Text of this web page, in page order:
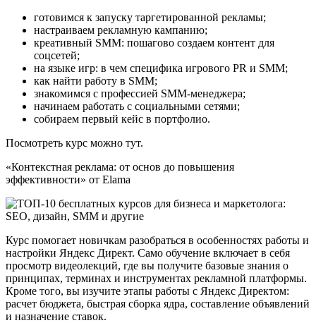
готовимся к запуску таргетированной рекламы;
настраиваем рекламную кампанию;
креативный SMM: пошагово создаем контент для
соцсетей;
на языке игр: в чем специфика игрового PR и SMM;
как найти работу в SMM;
знакомимся с профессией SMM-менеджера;
начинаем работать с социальными сетями;
собираем первый кейс в портфолио.
Посмотреть курс можно тут.
«Контекстная реклама: от основ до повышения
эффективности» от Elama
Курс помогает новичкам разобраться в особенностях работы и
настройки Яндекс Директ. Само обучение включает в себя
просмотр видеолекций, где вы получите базовые знания о
принципах, терминах и инструментах рекламной платформы.
Кроме того, вы изучите этапы работы с Яндекс Директом:
расчет бюджета, быстрая сборка ядра, составление объявлений
и назначение ставок.